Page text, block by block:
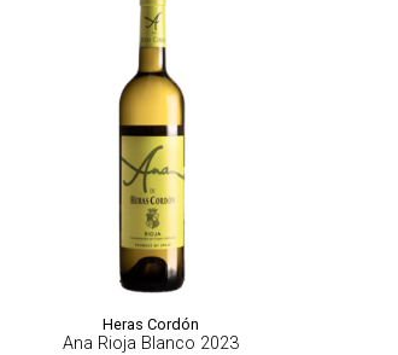
Heras Cordón
Ana Rioja Blanco 2023